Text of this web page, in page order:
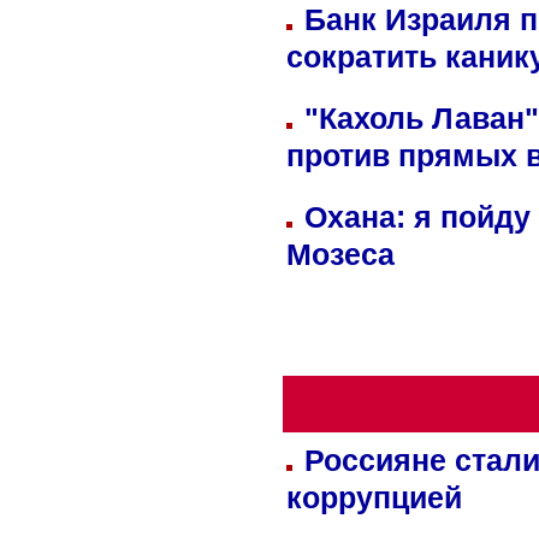
Банк Израиля
сократить
"Кахоль
против прямых
Охана: я пойду
Мозеса
Россияне
коррупцией